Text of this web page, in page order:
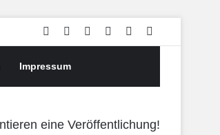
Facebook YouTube
RSS Mastodon
Impressum